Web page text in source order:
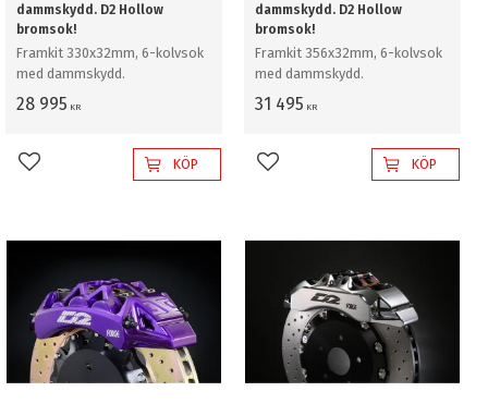
dammskydd. D2 Hollow
bromsok!
Framkit 330x32mm, 6-kolvsok
med dammskydd.
28 995 KR
Lägg till i favoriterKÖP
dammskydd. D2 Hollow
bromsok!
Framkit 356x32mm, 6-kolvsok
med dammskydd.
31 495 KR
Lägg till i favoriterKÖP